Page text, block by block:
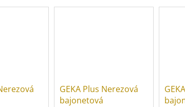
GEKA Plus Nerezová
bajonetová